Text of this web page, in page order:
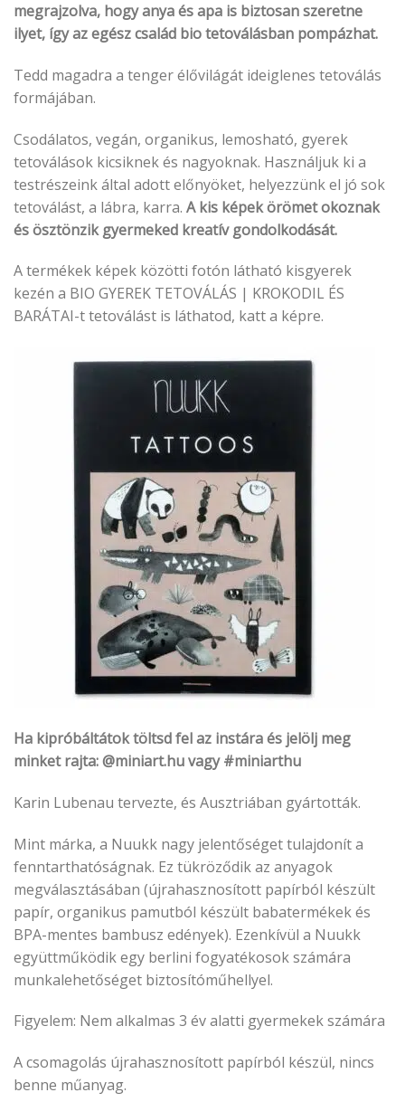
megrajzolva, hogy anya és apa is biztosan szeretne
ilyet, így az egész család bio tetoválásban pompázhat.
Tedd magadra a tenger élővilágát ideiglenes tetoválás
formájában.
Csodálatos, vegán, organikus, lemosható, gyerek
tetoválások kicsiknek és nagyoknak. Használjuk ki a
testrészeink által adott előnyöket, helyezzünk el jó sok
tetoválást, a lábra, karra. A kis képek örömet okoznak
és ösztönzik gyermeked kreatív gondolkodását.
A termékek képek közötti fotón látható kisgyerek
kezén a BIO GYEREK TETOVÁLÁS | KROKODIL ÉS
BARÁTAI-t tetoválást is láthatod, katt a képre.
Ha kipróbáltátok töltsd fel az instára és jelölj meg
minket rajta: @miniart.hu vagy #miniarthu
Karin Lubenau tervezte, és Ausztriában gyártották.
Mint márka, a Nuukk nagy jelentőséget tulajdonít a
fenntarthatóságnak. Ez tükröződik az anyagok
megválasztásában (újrahasznosított papírból készült
papír, organikus pamutból készült babatermékek és
BPA-mentes bambusz edények). Ezenkívül a Nuukk
együttműködik egy berlini fogyatékosok számára
munkalehetőséget biztosítóműhellyel.
Figyelem: Nem alkalmas 3 év alatti gyermekek számára
A csomagolás újrahasznosított papírból készül, nincs
benne műanyag.